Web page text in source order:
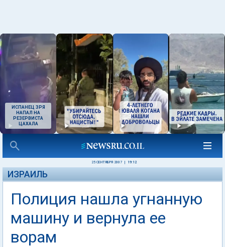
ИСПАНЕЦ ЗРЯ
НАПАЛ НА
РЕЗЕРВИСТА
ЦАХАЛА
25 СЕНТЯБРЯ 2007 19:12
ИЗРАИЛЬ
Полиция нашла угнанную
машину и вернула ее
ворам